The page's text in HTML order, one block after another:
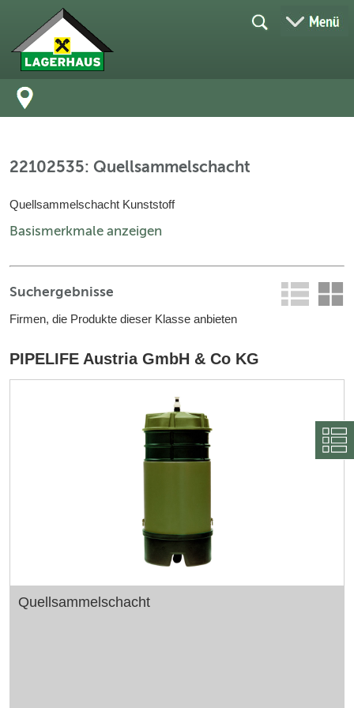
22102535: Quellsammelschacht
Quellsammelschacht Kunststoff
Basismerkmale anzeigen
Suchergebnisse
Firmen, die Produkte dieser Klasse anbieten
PIPELIFE Austria GmbH & Co KG
Quellsammelschacht